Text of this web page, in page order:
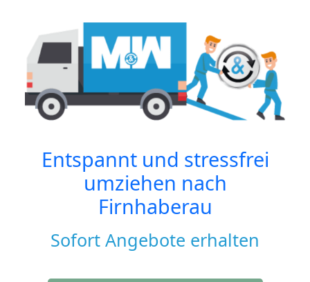
Entspannt und stressfrei
umziehen nach
Firnhaberau
Sofort Angebote erhalten